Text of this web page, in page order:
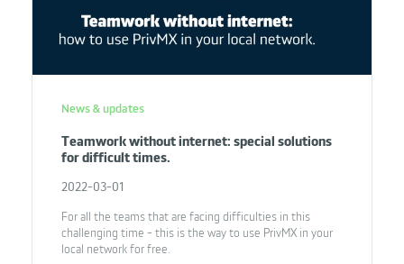
News & updates
Teamwork without internet: special solutions
for difficult times.
2022-03-01
For all the teams that are facing difficulties in this
challenging time - this is the way to use PrivMX in your
local network for free.